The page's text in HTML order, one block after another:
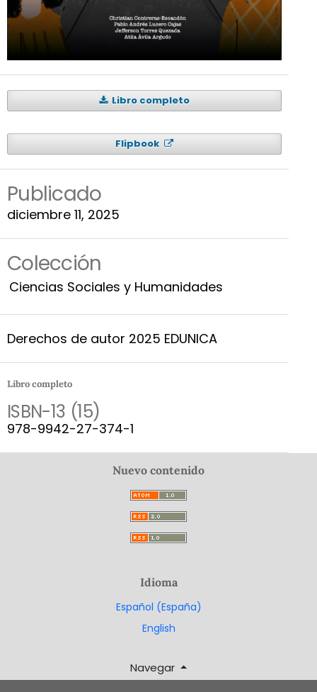
Libro completo
Flipbook
Publicado
diciembre 11, 2025
Colección
Ciencias Sociales y Humanidades
Derechos de autor 2025 EDUNICA
Libro completo
ISBN-13 (15)
978-9942-27-374-1
Nuevo contenido
Idioma
Español (España)
English
Navegar